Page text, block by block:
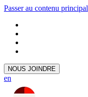
Passer au contenu principal
NOUS JOINDRE
en